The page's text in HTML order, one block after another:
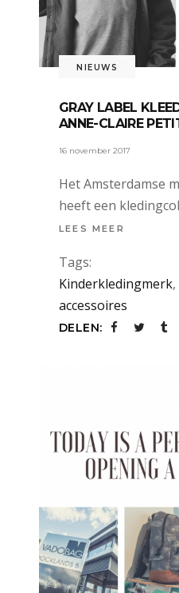
NIEUWS
GRAY LABEL
ANNE-CLAIRE
16 november 2017
Het Amsterdamse
heeft een
LEES MEER
Tags:
Kinderkledingmerk,
accessoires
DELEN: